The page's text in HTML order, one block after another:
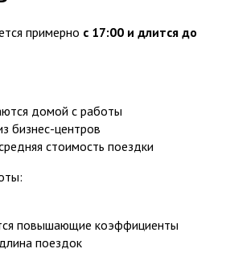
примерно с 17:00 и длится до
домой с работы
бизнес-центров
стоимость поездки
повышающие коэффициенты
поездок